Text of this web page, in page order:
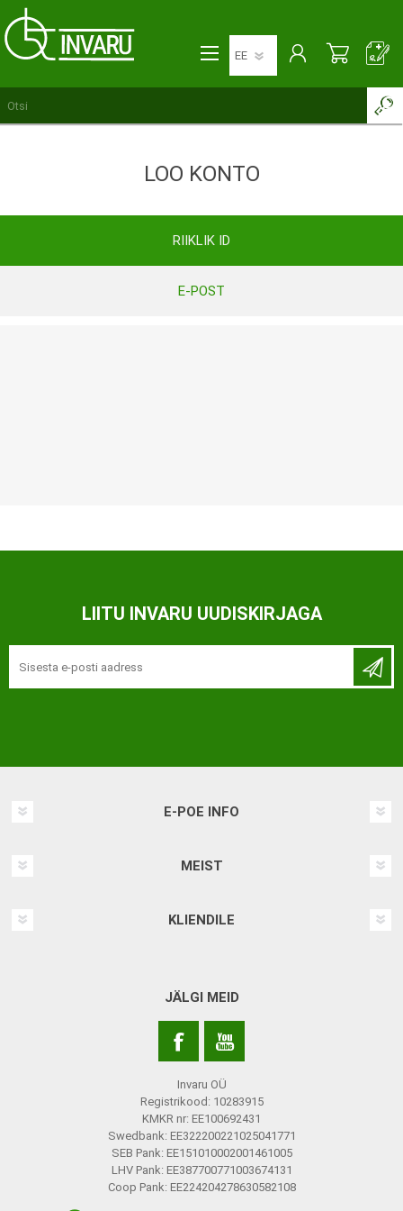
LOO KONTO
RIIKLIK ID
E-POST
LIITU INVARU UUDISKIRJAGA
E-POE INFO
MEIST
KLIENDILE
JÄLGI MEID
Invaru OÜ
Registrikood: 10283915
KMKR nr: EE100692431
Swedbank: EE322200221025041771
SEB Pank: EE151010002001461005
LHV Pank: EE387700771003674131
Coop Pank: EE224204278630582108